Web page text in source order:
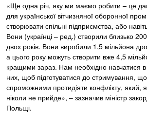
«Ще одна річ, яку ми маємо робити – це
для української вітчизняної оборонної
створювати спільні підприємства, або
Вони (українці – ред.) створили близько
двох років. Вони виробили 1,5 мільйона
а цього року можуть створити вже 4,5
кращими зараз. Нам необхідно навчатися в
них, щоб підготуватися до стримування,
спроможними протидіяти конфлікту, який,
ніколи не прийде», – зазначив міністр
Польщі.